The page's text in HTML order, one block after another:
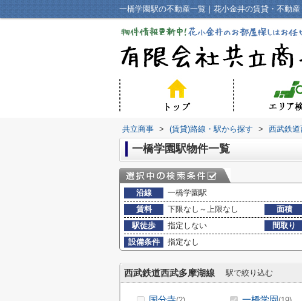
一橋学園駅の不動産一覧｜花小金井の賃貸・不動
共立商事 > (賃貸)路線・駅から探す > 西武鉄道
一橋学園駅物件一覧
沿線
一橋学園駅
賃料
下限なし～上限なし 面積
駅徒歩
指定しない 間取り
設備条件
指定なし
西武鉄道西武多摩湖線 駅で絞り込む